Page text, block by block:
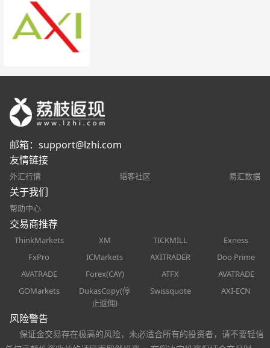
邮箱： support@lzhi.com
友情链接
外汇行情 韬客社区 易汇数据
关于我们
帮助中心
交易商推荐
ThinkMarkets XM TICKMILL
Exness
FxPro
ICMarkets AXITRADER
Doo Prime
AVATRADE
Forex(CAY) ATFX
AVATRADE
GOMarkets
DukasCopy(停
止返佣)
Swissquote AXI-ECN
风险警告
保证金交易存在极高的风险，未必适合所有的投资者，请不要轻信